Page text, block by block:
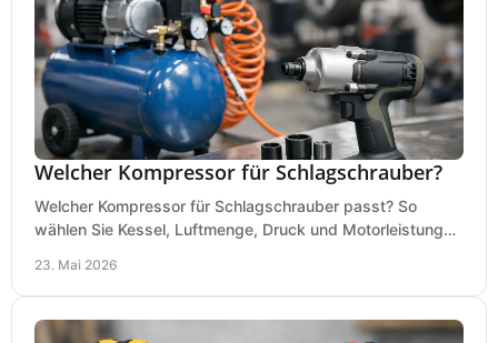
Welcher Kompressor für Schlagschrauber?
Welcher Kompressor für Schlagschrauber passt? So
wählen Sie Kessel, Luftmenge, Druck und Motorleistung
23. Mai 2026